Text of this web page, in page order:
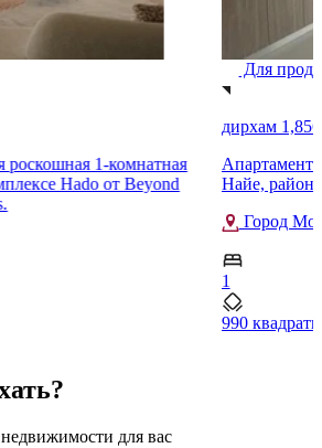
роскошная 1-комнатная
Hado от Beyond
Для
дирхам
Найе, район
Город
1
990
для вас